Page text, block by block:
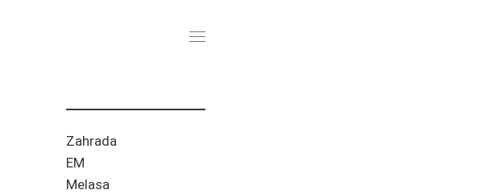
Zahrada
EM
Melasa